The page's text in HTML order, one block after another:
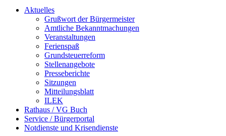
Aktuelles
Grußwort der Bürgermeister
Amtliche Bekanntmachungen
Veranstaltungen
Ferienspaß
Grundsteuerreform
Stellenangebote
Presseberichte
Sitzungen
Mitteilungsblatt
ILEK
Rathaus / VG Buch
Service / Bürgerportal
Notdienste und Krisendienste